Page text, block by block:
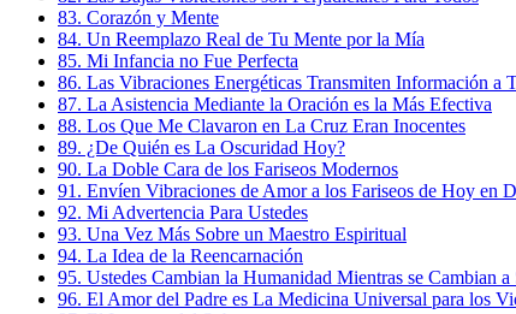
83. Corazón y Mente
84. Un Reemplazo Real de Tu Mente por la Mía
85. Mi Infancia no Fue Perfecta
86. Las Vibraciones Energéticas Transmiten Información a
87. La Asistencia Mediante la Oración es la Más Efectiva
88. Los Que Me Clavaron en La Cruz Eran Inocentes
89. ¿De Quién es La Oscuridad Hoy?
90. La Doble Cara de los Fariseos Modernos
91. Envíen Vibraciones de Amor a los Fariseos de Hoy en
92. Mi Advertencia Para Ustedes
93. Una Vez Más Sobre un Maestro Espiritual
94. La Idea de la Reencarnación
95. Ustedes Cambian la Humanidad Mientras se Cambian
96. El Amor del Padre es La Medicina Universal para los